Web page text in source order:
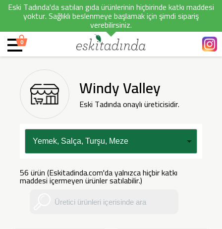
Eski Tadında'da satılan gıda ürünlerinin hiçbirinde katkı maddesi
yoktur. Sağlıklı beslenmeye başlamak için şimdi sipariş
verebilirsiniz.
0
Windy Valley
Eski Tadında onaylı üreticisidir.
56 ürün (Eskitadinda.com'da yalnızca hiçbir katkı
maddesi içermeyen ürünler satılabilir.)